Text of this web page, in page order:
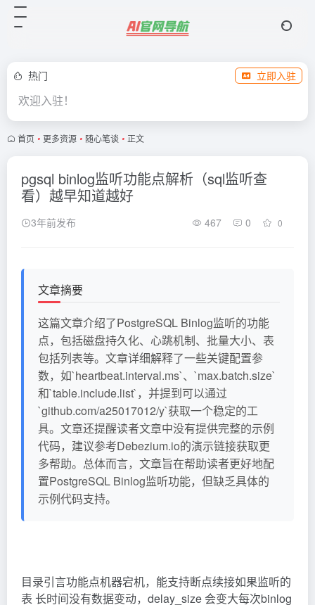
热门 立即入驻
欢迎入驻！
首页 • 更多资源 • 随心笔谈 • 正文
pgsql binlog监听功能点解析（sql监听查
看）越早知道越好
3年前发布 467 0 0
文章摘要
这篇文章介绍了PostgreSQL Binlog监听的功能
点，包括磁盘持久化、心跳机制、批量大小、表
包括列表等。文章详细解释了一些关键配置参
数，如`heartbeat.interval.ms`、`max.batch.size`
和`table.include.list`，并提到可以通过
`github.com/a25017012/y`获取一个稳定的工
具。文章还提醒读者文章中没有提供完整的示例
代码，建议参考Debezium.io的演示链接获取更
多帮助。总体而言，文章旨在帮助读者更好地配
置PostgreSQL Binlog监听功能，但缺乏具体的
示例代码支持。
目录引言功能点机器宕机，能支持断点续接如果监听的
表 长时间没有数据变动，delay_size 会变大每次binlog